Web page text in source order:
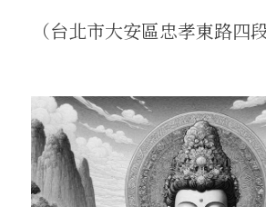
（台北市大安區忠孝東路四